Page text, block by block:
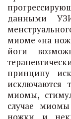
данными
миоме «на
йоги
принципу
исключаются
миомы,
случае